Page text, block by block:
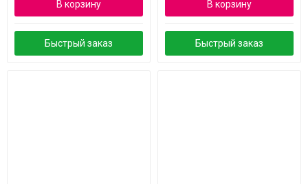
В корзину
Быстрый заказ
В корзину
Быстрый заказ